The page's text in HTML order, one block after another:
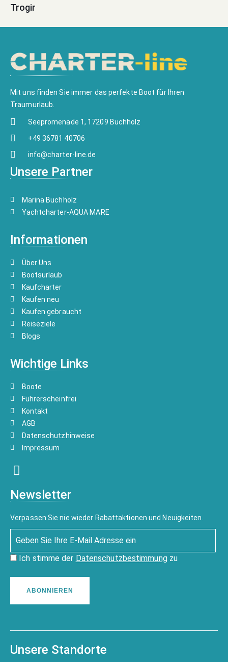
Trogir
Mit uns finden Sie immer das perfekte Boot für Ihren
Traumurlaub.
Seepromenade 1, 17209 Buchholz
+49 36781 40706
info@charter-line.de
Unsere Partner
Marina Buchholz
Yachtcharter-AQUA MARE
Informationen
Über Uns
Bootsurlaub
Kaufcharter
Kaufen neu
Kaufen gebraucht
Reiseziele
Blogs
Wichtige Links
Boote
Führerscheinfrei
Kontakt
AGB
Datenschutzhinweise
Impressum
Newsletter
Verpassen Sie nie wieder Rabattaktionen und Neuigkeiten.
Ich stimme der Datenschutzbestimmungzu
ABONNIEREN
Unsere Standorte